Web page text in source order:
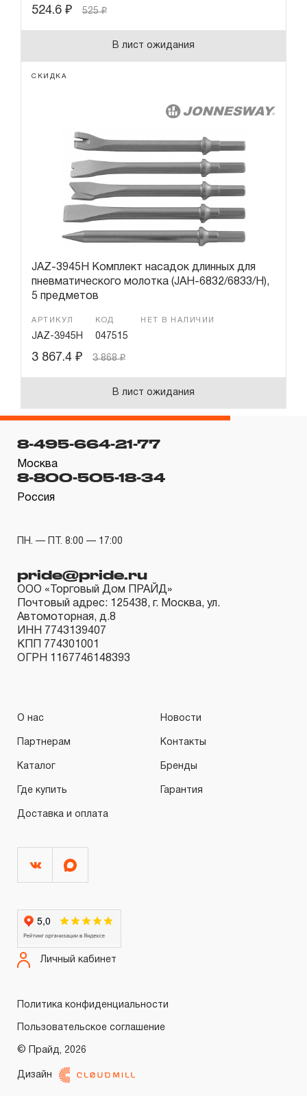
Войти
524.6 ₽ 525₽
В лист ожидания
СКИДКА
JAZ-3945H Комплект насадок длинных для
пневматического молотка (JAH-6832/6833/H),
5 предметов
АРТИКУЛ
JAZ-3945H
КОД
047515
НЕТ В НАЛИЧИИ
3 867.4 ₽ 3 868₽
В лист ожидания
8-495-664-21-77
Москва
8-800-505-18-34
Россия
ПН. — ПТ. 8:00 — 17:00
pride@pride.ru
ООО «Торговый Дом ПРАЙД»
Почтовый адрес: 125438, г. Москва, ул.
Автомоторная, д.8
ИНН 7743139407
КПП 774301001
ОГРН 1167746148393
О нас Новости
Партнерам Контакты
Каталог Бренды
Где купить Гарантия
Доставка и оплата
Личный кабинет
Политика конфиденциальности
Пользовательское соглашение
© Прайд, 2026
Дизайн